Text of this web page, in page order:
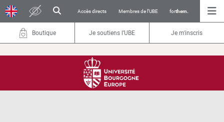
Accès directs Membres de l’UBE forthem.
Boutique Je soutiens l’UBE Je m'inscris